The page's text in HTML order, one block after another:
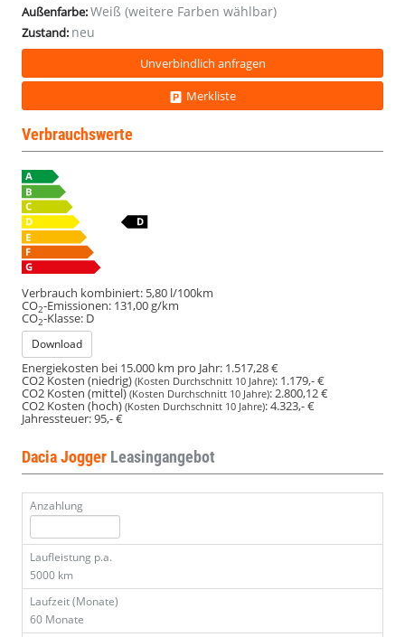
Außenfarbe:Weiß (weitere Farben wählbar)
Zustand: neu
Unverbindlich anfragen
Merkliste
Verbrauchswerte
Verbrauch kombiniert: 5,80 l/100km
CO2-Emissionen: 131,00 g/km
CO2-Klasse: D
Download
Energiekosten bei 15.000 km pro Jahr: 1.517,28 €
CO2 Kosten (niedrig) (Kosten Durchschnitt 10 Jahre): 1.179,- €
CO2 Kosten (mittel)(Kosten Durchschnitt 10 Jahre):2.800,12 €
CO2 Kosten (hoch) (Kosten Durchschnitt 10 Jahre):4.323,- €
Jahressteuer:95,- €
Dacia Jogger Leasingangebot
Anzahlung
Laufleistung p.a.
5000 km
Laufzeit (Monate)
60 Monate